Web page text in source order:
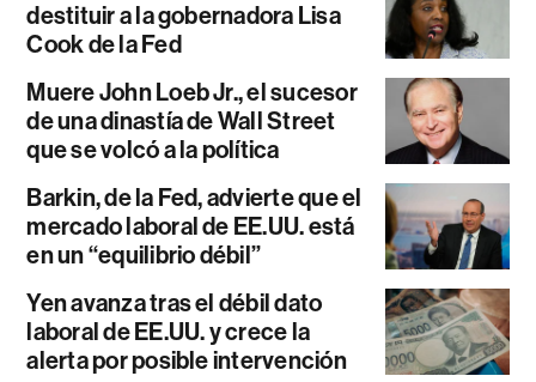
destituir a la gobernadora Lisa
Cook de la Fed
Muere John Loeb Jr., el sucesor
de una dinastía de Wall Street
que se volcó a la política
Barkin, de la Fed, advierte que el
mercado laboral de EE.UU. está
en un “equilibrio débil”
Yen avanza tras el débil dato
laboral de EE.UU. y crece la
alerta por posible intervención